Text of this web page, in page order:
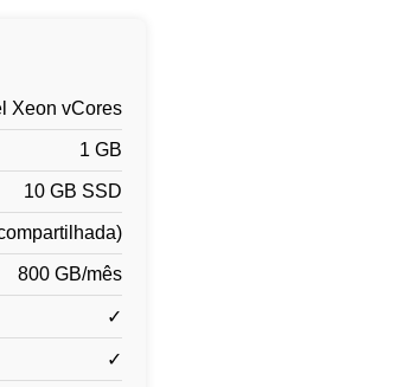
Xeon vCores
1 GB
10 GB SSD
800 GB/mês
✓
✓